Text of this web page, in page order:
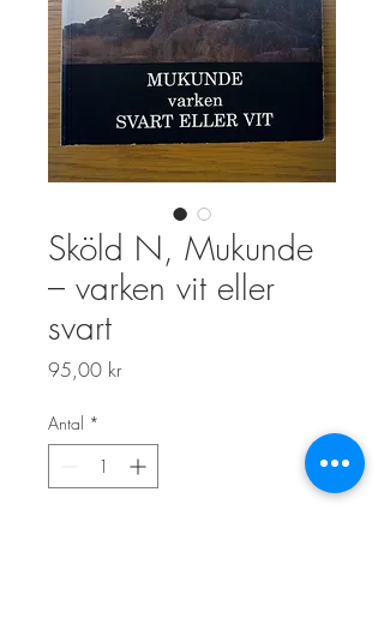
Sköld N, Mukunde
– varken vit eller
svart
95,00 krPris
Antal *